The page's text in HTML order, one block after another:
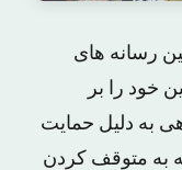
رسانه های
خود را بر
به دلیل حمایت
به متوقف کردن